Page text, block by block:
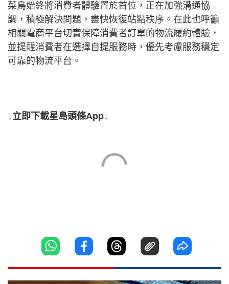
菜鳥始終將消費者體驗置於首位，正在加強溝通協
調，積極解決問題，盡快恢復站點秩序。在此也呼籲
相關電商平台切實保障消費者訂單的物流履約體驗，
並提醒消費者在選擇自提服務時，優先考慮服務穩定
可靠的物流平台。
↓立即下載星島頭條App↓